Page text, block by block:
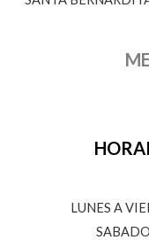
LUNES A